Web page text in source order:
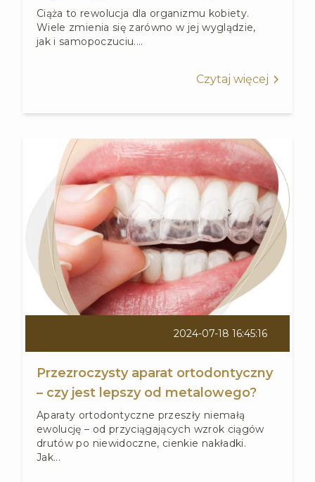
Ciąża to rewolucja dla organizmu kobiety.
Wiele zmienia się zarówno w jej wyglądzie,
jak i samopoczuciu....
Czytaj więcej
2024-07-18 16:45:16
Przezroczysty aparat ortodontyczny
– czy jest lepszy od metalowego?
Aparaty ortodontyczne przeszły niemałą
ewolucję – od przyciągających wzrok ciągów
drutów po niewidoczne, cienkie nakładki.
Jak...